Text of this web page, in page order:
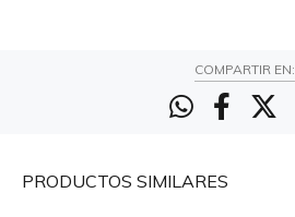
COMPARTIR EN:
PRODUCTOS SIMILARES